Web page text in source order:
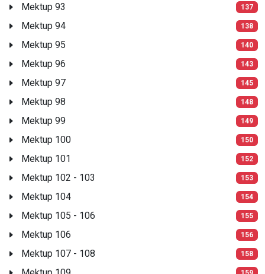
Mektup 93 137
Mektup 94 138
Mektup 95 140
Mektup 96 143
Mektup 97 145
Mektup 98 148
Mektup 99 149
Mektup 100 150
Mektup 101 152
Mektup 102 - 103 153
Mektup 104 154
Mektup 105 - 106 155
Mektup 106 156
Mektup 107 - 108 158